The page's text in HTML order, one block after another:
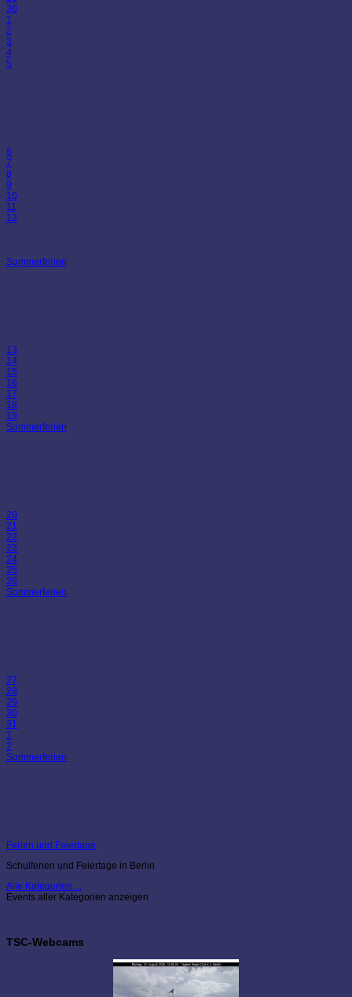
30
1
2
3
4
5
6
7
8
9
10
11
12
Sommerferien
13
14
15
16
17
18
19
Sommerferien
20
21
22
23
24
25
26
Sommerferien
27
28
29
30
31
1
2
Sommerferien
Ferien und Feiertage
Schulferien und Feiertage in Berlin
Alle Kategorien ...
Events aller Kategorien anzeigen
TSC-Webcams